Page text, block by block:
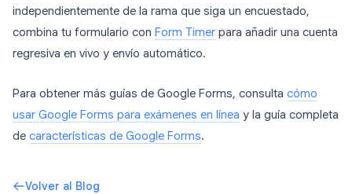
independientemente de la rama que siga un encuestado,
combina tu formulario con Form Timer para añadir una cuenta
regresiva en vivo y envío automático.
Para obtener más guías de Google Forms, consulta cómo
usar Google Forms para exámenes en línea y la guía completa
de características de Google Forms.
Volver al Blog